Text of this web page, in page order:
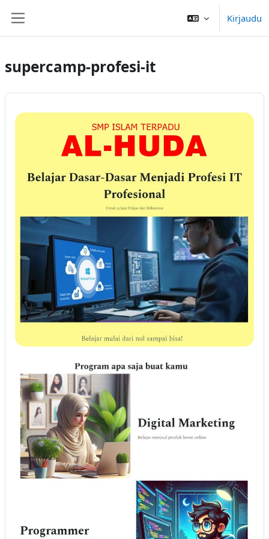
Kirjaudu
supercamp-profesi-it